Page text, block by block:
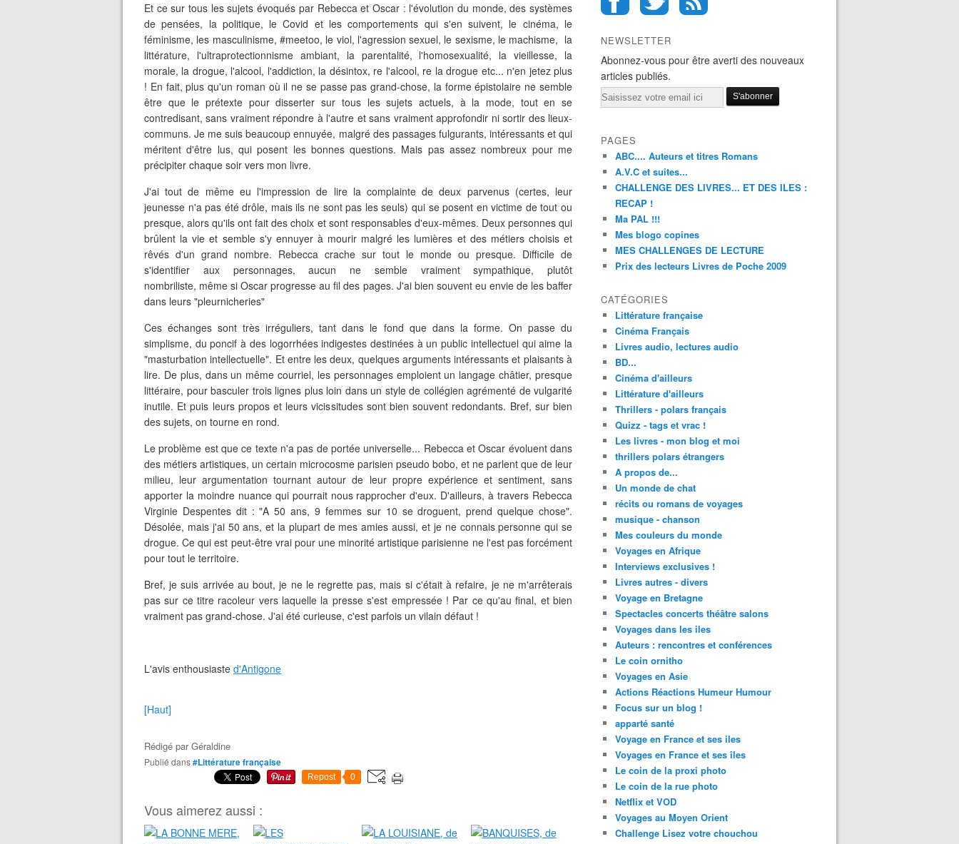
Et ce sur tous les sujets évoqués par Rebecca et Oscar : l'évolution du monde, des systèmes
de pensées, la politique, le Covid et les comportements qui s'en suivent, le cinéma, le
féminisme, les masculinisme, #meetoo, le viol, l'agression sexuel, le sexisme, le machisme, la
littérature, l'ultraprotectionnisme ambiant, la parentalité, l'homosexualité, la vieillesse, la
morale, la drogue, l'alcool, l'addiction, la désintox, re l'alcool, re la drogue etc... n'en jetez plus
! En fait, plus qu'un roman où il ne se passe pas grand-chose, la forme épistolaire ne semble
être que le prétexte pour disserter sur tous les sujets actuels, à la mode, tout en se
contredisant, sans vraiment répondre à l'autre et sans vraiment approfondir ni sortir des lieux-
communs. Je me suis beaucoup ennuyée, malgré des passages fulgurants, intéressants et qui
méritent d'être lus, qui posent les bonnes questions. Mais pas assez nombreux pour me
précipiter chaque soir vers mon livre.
J'ai tout de même eu l'impression de lire la complainte de deux parvenus (certes, leur
jeunesse n'a pas été drôle, mais ils ne sont pas les seuls) qui se posent en victime de tout ou
presque, alors qu'ils ont fait des choix et sont responsables d'eux-mêmes. Deux personnes qui
brûlent la vie et semble s'y ennuyer à mourir malgré les lumières et des métiers choisis et
rêvés d'un grand nombre. Rebecca crache sur tout le monde ou presque. Difficile de
s'identifier aux personnages, aucun ne semble vraiment sympathique, plutôt
nombriliste, même si Oscar progresse au fil des pages. J'ai bien souvent eu envie de les baffer
dans leurs "pleurnicheries"
Ces échanges sont très irréguliers, tant dans le fond que dans la forme. On passe du
simplisme, du poncif à des logorrhées indigestes destinées à un public intellectuel qui aime la
"masturbation intellectuelle". Et entre les deux, quelques arguments intéressants et plaisants à
lire. De plus, dans un même courriel, les personnages emploient un langage châtier, presque
littéraire, pour basculer trois lignes plus loin dans un style de collégien agrémenté de vulgarité
inutile. Et puis leurs propos et leurs vicissitudes sont bien souvent redondants. Bref, sur bien
des sujets, on tourne en rond.
Le problème est que ce texte n'a pas de portée universelle... Rebecca et Oscar évoluent dans
des métiers artistiques, un certain microcosme parisien pseudo bobo, et ne parlent que de leur
milieu, leur argumentation tournant autour de leur propre expérience et sentiment, sans
apporter la moindre nuance qui pourrait nous rapprocher d'eux. D'ailleurs, à travers Rebecca
Virginie Despentes dit : "A 50 ans, 9 femmes sur 10 se droguent, prend quelque chose".
Désolée, mais j'ai 50 ans, et la plupart de mes amies aussi, et je ne connais personne qui se
drogue. Ce qui est peut-être vrai pour une minorité artistique parisienne ne l'est pas forcément
pour tout le territoire.
Bref, je suis arrivée au bout, je ne le regrette pas, mais si c'était à refaire, je ne m'arrêterais
pas sur ce titre racoleur vers laquelle la presse s'est empressée ! Par ce qu'au final, et bien
vraiment pas grand-chose. J'ai été curieuse, c'est parfois un vilain défaut !
L'avis enthousiaste d'Antigone
[Haut]
Rédigé parGéraldine
Publié dans#Littérature française
Repost 0
Vous aimerez aussi :
NEWSLETTER
Abonnez-vous pour être averti des nouveaux
articles publiés.
Email
PAGES
ABC.... Auteurs et titres Romans
A.V.C et suites...
CHALLENGE DES LIVRES... ET DES ILES :
RECAP !
Ma PAL !!!
Mes blogo copines
MES CHALLENGES DE LECTURE
Prix des lecteurs Livres de Poche 2009
CATÉGORIES
Littérature française
Cinéma Français
Livres audio, lectures audio
BD...
Cinéma d'ailleurs
Littérature d'ailleurs
Thrillers - polars français
Quizz - tags et vrac !
Les livres - mon blog et moi
thrillers polars étrangers
A propos de...
Un monde de chat
récits ou romans de voyages
musique - chanson
Mes couleurs du monde
Voyages en Afrique
Interviews exclusives !
Livres autres - divers
Voyage en Bretagne
Spectacles concerts théâtre salons
Voyages dans les iles
Auteurs : rencontres et conférences
Le coin ornitho
Voyages en Asie
Actions Réactions Humeur Humour
Focus sur un blog !
apparté santé
Voyage en France et ses iles
Voyages en France et ses îles
Le coin de la proxi photo
Le coin de la rue photo
Netflix et VOD
Voyages au Moyen Orient
Challenge Lisez votre chouchou